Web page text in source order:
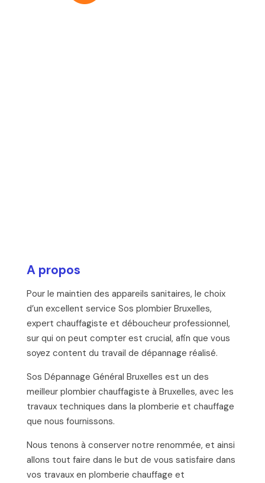
A propos
Pour le maintien des appareils sanitaires, le choix
d’un excellent service Sos plombier Bruxelles,
expert chauffagiste et déboucheur professionnel,
sur qui on peut compter est crucial, afin que vous
soyez content du travail de dépannage réalisé.
Sos Dépannage Général Bruxelles est un des
meilleur plombier chauffagiste à Bruxelles, avec les
travaux techniques dans la plomberie et chauffage
que nous fournissons.
Nous tenons à conserver notre renommée, et ainsi
allons tout faire dans le but de vous satisfaire dans
vos travaux en plomberie chauffage et